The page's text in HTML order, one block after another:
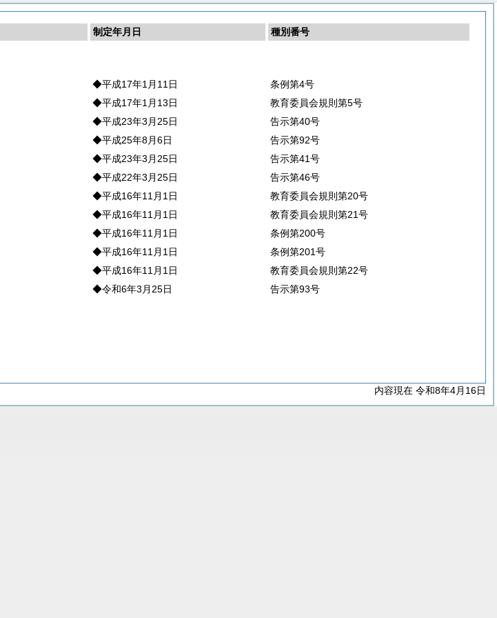
制定年月日
種別番号
◆平成17年1月11日
条例第4号
◆平成17年1月13日
教育委員会規則第5号
◆平成23年3月25日
告示第40号
◆平成25年8月6日
告示第92号
◆平成23年3月25日
告示第41号
◆平成22年3月25日
告示第46号
◆平成16年11月1日
教育委員会規則第20号
◆平成16年11月1日
教育委員会規則第21号
◆平成16年11月1日
条例第200号
◆平成16年11月1日
条例第201号
◆平成16年11月1日
教育委員会規則第22号
◆令和6年3月25日 告示第93号
内容現在 令和8年4月16日